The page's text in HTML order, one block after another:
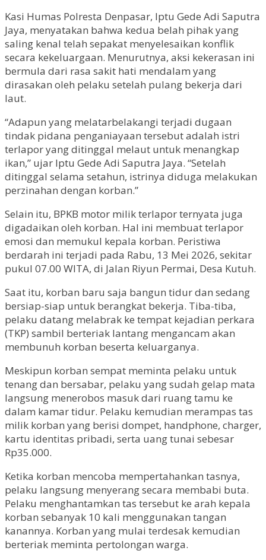
Kasi Humas Polresta Denpasar, Iptu Gede Adi Saputra
Jaya, menyatakan bahwa kedua belah pihak yang
saling kenal telah sepakat menyelesaikan konflik
secara kekeluargaan. Menurutnya, aksi kekerasan ini
bermula dari rasa sakit hati mendalam yang
dirasakan oleh pelaku setelah pulang bekerja dari
laut.
“Adapun yang melatarbelakangi terjadi dugaan
tindak pidana penganiayaan tersebut adalah istri
terlapor yang ditinggal melaut untuk menangkap
ikan,” ujar Iptu Gede Adi Saputra Jaya. “Setelah
ditinggal selama setahun, istrinya diduga melakukan
perzinahan dengan korban.”
Selain itu, BPKB motor milik terlapor ternyata juga
digadaikan oleh korban. Hal ini membuat terlapor
emosi dan memukul kepala korban. Peristiwa
berdarah ini terjadi pada Rabu, 13 Mei 2026, sekitar
pukul 07.00 WITA, di Jalan Riyun Permai, Desa Kutuh.
Saat itu, korban baru saja bangun tidur dan sedang
bersiap-siap untuk berangkat bekerja. Tiba-tiba,
pelaku datang melabrak ke tempat kejadian perkara
(TKP) sambil berteriak lantang mengancam akan
membunuh korban beserta keluarganya.
Meskipun korban sempat meminta pelaku untuk
tenang dan bersabar, pelaku yang sudah gelap mata
langsung menerobos masuk dari ruang tamu ke
dalam kamar tidur. Pelaku kemudian merampas tas
milik korban yang berisi dompet, handphone, charger,
kartu identitas pribadi, serta uang tunai sebesar
Rp35.000.
Ketika korban mencoba mempertahankan tasnya,
pelaku langsung menyerang secara membabi buta.
Pelaku menghantamkan tas tersebut ke arah kepala
korban sebanyak 10 kali menggunakan tangan
kanannya. Korban yang mulai terdesak kemudian
berteriak meminta pertolongan warga.